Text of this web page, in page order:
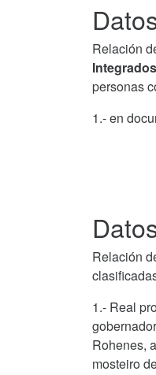
Relación
personas
1.- en
Relación
1.- Real
Rohenes,
mosteiro